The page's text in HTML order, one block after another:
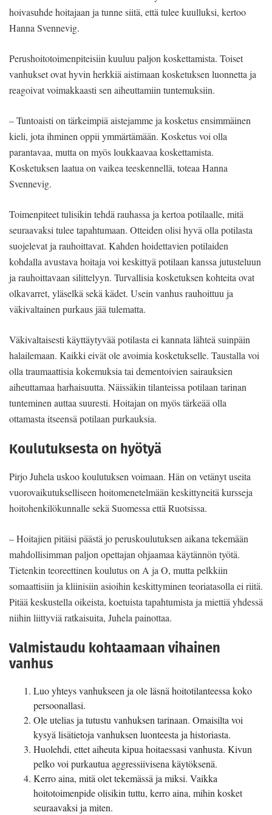
hoivasuhde hoitajaan ja tunne siitä, että tulee kuulluksi, kertoo
Hanna Svennevig.
Perushoitotoimenpiteisiin kuuluu paljon koskettamista. Toiset
vanhukset ovat hyvin herkkiä aistimaan kosketuksen luonnetta ja
reagoivat voimakkaasti sen aiheuttamiin tuntemuksiin.
– Tuntoaisti on tärkeimpiä aistejamme ja kosketus ensimmäinen
kieli, jota ihminen oppii ymmärtämään. Kosketus voi olla
parantavaa, mutta on myös loukkaavaa koskettamista.
Kosketuksen laatua on vaikea teeskennellä, toteaa Hanna
Svennevig.
Toimenpiteet tulisikin tehdä rauhassa ja kertoa potilaalle, mitä
seuraavaksi tulee tapahtumaan. Otteiden olisi hyvä olla potilasta
suojelevat ja rauhoittavat. Kahden hoidettavien potilaiden
kohdalla avustava hoitaja voi keskittyä potilaan kanssa jutusteluun
ja rauhoittavaan silittelyyn. Turvallisia kosketuksen kohteita ovat
olkavarret, yläselkä sekä kädet. Usein vanhus rauhoittuu ja
väkivaltainen purkaus jää tulematta.
Väkivaltaisesti käyttäytyvää potilasta ei kannata lähteä suinpäin
halailemaan. Kaikki eivät ole avoimia kosketukselle. Taustalla voi
olla traumaattisia kokemuksia tai dementoivien sairauksien
aiheuttamaa harhaisuutta. Näissäkin tilanteissa potilaan tarinan
tunteminen auttaa suuresti. Hoitajan on myös tärkeää olla
ottamasta itseensä potilaan purkauksia.
Koulutuksesta on hyötyä
Pirjo Juhela uskoo koulutuksen voimaan. Hän on vetänyt useita
vuorovaikutukselliseen hoitomenetelmään keskittyneitä kursseja
hoitohenkilökunnalle sekä Suomessa että Ruotsissa.
– Hoitajien pitäisi päästä jo peruskoulutuksen aikana tekemään
mahdollisimman paljon opettajan ohjaamaa käytännön työtä.
Tietenkin teoreettinen koulutus on A ja O, mutta pelkkiin
somaattisiin ja kliinisiin asioihin keskittyminen teoriatasolla ei riitä.
Pitää keskustella oikeista, koetuista tapahtumista ja miettiä yhdessä
niihin liittyviä ratkaisuita, Juhela painottaa.
Valmistaudu kohtaamaan vihainen
vanhus
Luo yhteys vanhukseen ja ole läsnä hoitotilanteessa koko
persoonallasi.
Ole utelias ja tutustu vanhuksen tarinaan. Omaisilta voi
kysyä lisätietoja vanhuksen luonteesta ja historiasta.
Huolehdi, ettet aiheuta kipua hoitaessasi vanhusta. Kivun
pelko voi purkautua aggressiivisena käytöksenä.
Kerro aina, mitä olet tekemässä ja miksi. Vaikka
hoitotoimenpide olisikin tuttu, kerro aina, mihin kosket
seuraavaksi ja miten.